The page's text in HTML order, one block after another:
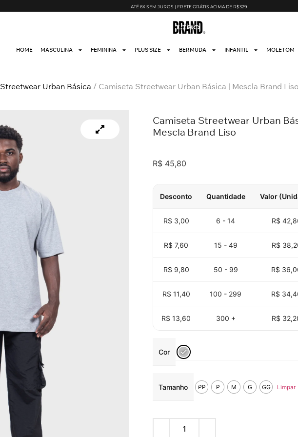
ATÉ 6X SEM JUROS | FRETE GRÁTIS ACIMA DE R$329
HOME MASCULINA FEMININA PLUS SIZE BERMUDA INFANTIL MOLETOM
Streetwear Urban Básica / Camiseta Streetwear Urban Básica | Mescla Brand Liso
Camiseta Streetwear Urban
Mescla Brand Liso
R$ 45,80
Desconto Quantidade Valor
R$ 3,00 6 - 14 R$
R$ 7,60 15 - 49 R$
R$ 9,80 50 - 99 R$
R$ 11,40 100 - 299 R$
R$ 13,60 300 + R$
Cor
Tamanho PP P M G GG Limpar